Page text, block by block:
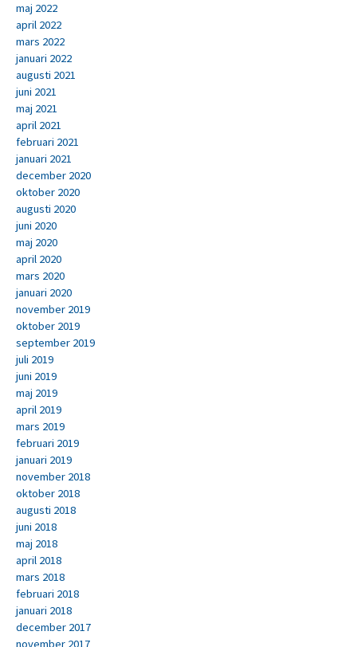
maj 2022
april 2022
mars 2022
januari 2022
augusti 2021
juni 2021
maj 2021
april 2021
februari 2021
januari 2021
december 2020
oktober 2020
augusti 2020
juni 2020
maj 2020
april 2020
mars 2020
januari 2020
november 2019
oktober 2019
september 2019
juli 2019
juni 2019
maj 2019
april 2019
mars 2019
februari 2019
januari 2019
november 2018
oktober 2018
augusti 2018
juni 2018
maj 2018
april 2018
mars 2018
februari 2018
januari 2018
december 2017
november 2017